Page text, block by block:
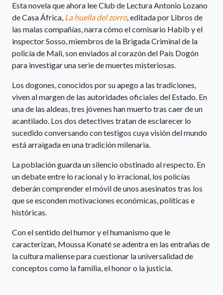
Esta novela que ahora lee Club de Lectura Antonio Lozano
de Casa África, La huella del zorro,editada por Libros de
las malas compañías, narra cómo el comisario Habib y el
inspector Sosso, miembros de la Brigada Criminal de la
policía de Mali, son enviados al corazón del País Dogón
para investigar una serie de muertes misteriosas.
Los dogones, conocidos por su apego a las tradiciones,
viven al margen de las autoridades oficiales del Estado. En
una de las aldeas, tres jóvenes han muerto tras caer de un
acantilado. Los dos detectives tratan de esclarecer lo
sucedido conversando con testigos cuya visión del mundo
está arraigada en una tradición milenaria.
La población guarda un silencio obstinado al respecto. En
un debate entre lo racional y lo irracional, los policías
deberán comprender el móvil de unos asesinatos tras los
que se esconden motivaciones económicas, políticas e
históricas.
Con el sentido del humor y el humanismo que le
caracterizan, Moussa Konaté se adentra en las entrañas de
la cultura maliense para cuestionar la universalidad de
conceptos como la familia, el honor o la justicia.